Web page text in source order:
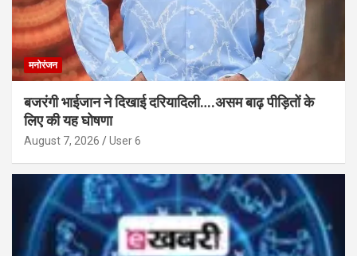
मनोरंजन
बजरंगी भाईजान ने दिखाई दरियादिली….असम बाढ़ पीड़ितों के
लिए की यह घोषणा
August 7, 2026 User 6